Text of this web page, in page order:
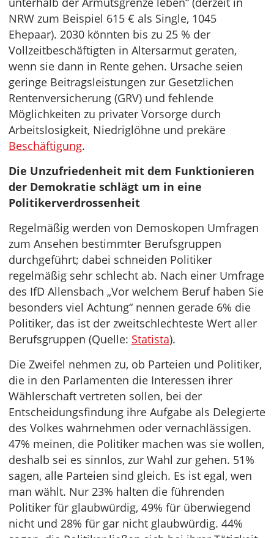
NRW zum Beispiel 615 € als Single, 1045
Ehepaar). 2030 könnten bis zu 25 % der
Vollzeitbeschäftigten in Altersarmut geraten,
wenn sie dann in Rente gehen. Ursache seien
geringe Beitragsleistungen zur Gesetzlichen
Rentenversicherung (GRV) und fehlende
Möglichkeiten zu privater Vorsorge durch
Arbeitslosigkeit, Niedriglöhne und prekäre
Beschäftigung.
Die Unzufriedenheit mit dem Funktionieren
der Demokratie schlägt um in eine
Politikerverdrossenheit
Regelmäßig werden von Demoskopen Umfragen
zum Ansehen bestimmter Berufsgruppen
durchgeführt; dabei schneiden Politiker
regelmäßig sehr schlecht ab. Nach einer Umfrage
des IfD Allensbach „Vor welchem Beruf haben Sie
besonders viel Achtung“ nennen gerade 6% die
Politiker, das ist der zweitschlechteste Wert aller
Berufsgruppen (Quelle: Statista).
Die Zweifel nehmen zu, ob Parteien und Politiker,
die in den Parlamenten die Interessen ihrer
Wählerschaft vertreten sollen, bei der
Entscheidungsfindung ihre Aufgabe als Delegierte
des Volkes wahrnehmen oder vernachlässigen.
47% meinen, die Politiker machen was sie wollen,
deshalb sei es sinnlos, zur Wahl zur gehen. 51%
sagen, alle Parteien sind gleich. Es ist egal, wen
man wählt. Nur 23% halten die führenden
Politiker für glaubwürdig, 49% für überwiegend
nicht und 28% für gar nicht glaubwürdig. 44%